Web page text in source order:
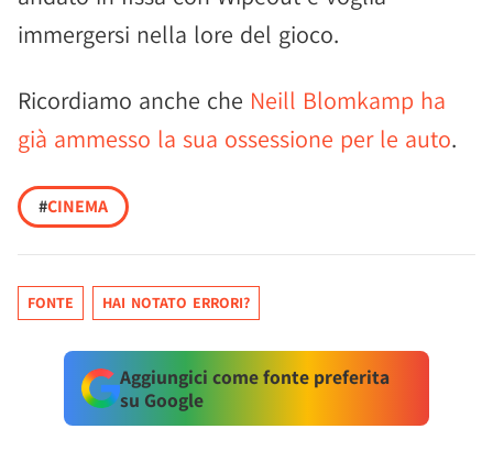
immergersi nella lore del gioco.
Ricordiamo anche che Neill Blomkamp ha
già ammesso la sua ossessione per le auto.
#CINEMA
FONTE HAI NOTATO ERRORI?
Aggiungici come fonte preferita
su Google